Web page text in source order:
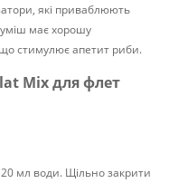
які приваблюють
має хорошу
що стимулює апетит риби.
Mix для флет
мл води. Щільно закрити